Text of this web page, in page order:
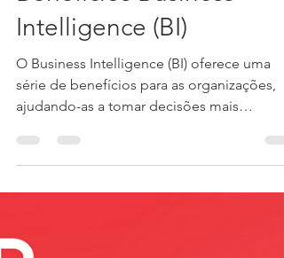
Benefícios Business
Intelligence (BI)
O Business Intelligence (BI) oferece uma
série de benefícios para as organizações,